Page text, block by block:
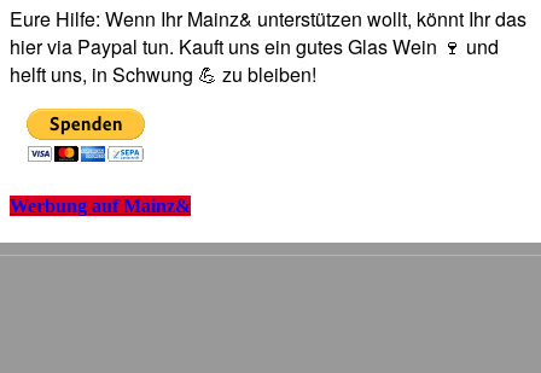
Eure Hilfe: Wenn Ihr Mainz& unterstützen wollt, könnt Ihr das
hier via Paypal tun. Kauft uns ein gutes Glas Wein 🍷 und
helft uns, in Schwung 💪 zu bleiben!
Werbung auf Mainz&